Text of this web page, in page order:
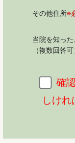
その他住所※
当院を知っ
（複数回答可
確
しけれ